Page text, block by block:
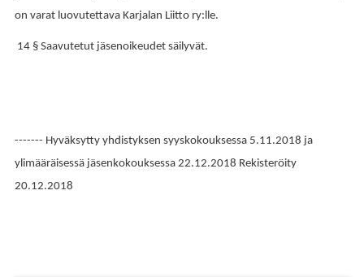
on varat luovutettava Karjalan Liitto ry:lle.
14 § Saavutetut jäsenoikeudet säilyvät.
------- Hyväksytty yhdistyksen syyskokouksessa 5.11.2018 ja
ylimääräisessä jäsenkokouksessa 22.12.2018 Rekisteröity
20.12.2018